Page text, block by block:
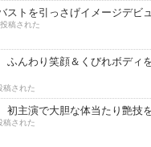
んわり笑顔＆くびれボディを
された
主演で大胆な体当たり艶技
された